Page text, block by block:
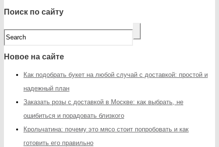
Поиск по сайту
Новое на сайте
Как подобрать букет на любой случай с доставкой: простой и
надежный план
Заказать розы с доставкой в Москве: как выбрать, не
ошибиться и порадовать близкого
Крольчатина: почему это мясо стоит попробовать и как
готовить его правильно